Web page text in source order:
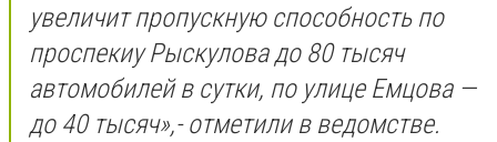
увеличит пропускную способность по
проспекиу Рыскулова до 80 тысяч
автомобилей в сутки, по улице Емцова —
до 40 тысяч»,- отметили в ведомстве.